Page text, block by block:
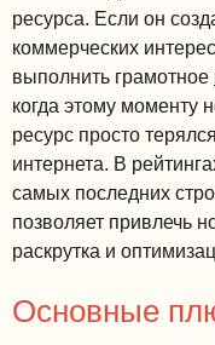
ресурса. Если он
коммерческих
выполнить грамотное
когда этому моменту
ресурс просто
интернета. В
самых последних
позволяет привлечь
раскрутка и
Основные